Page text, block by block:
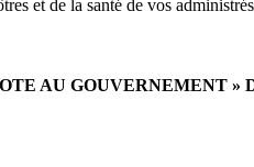
et de la santé de vos
AU GOUVERNEMENT »